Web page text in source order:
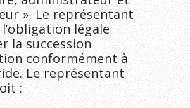
». Le représentant
légale
la succession
conformément à
Le représentant
: